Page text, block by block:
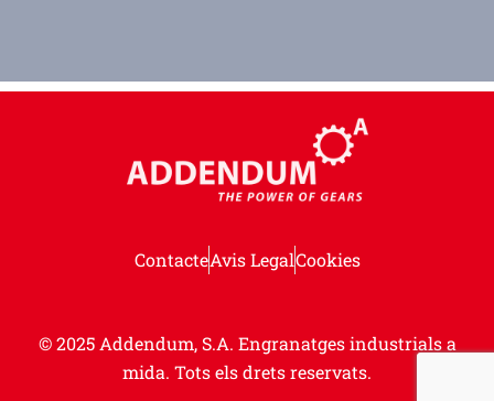
ContacteAvis LegalCookies
© 2025 Addendum, S.A. Engranatges industrials a
mida. Tots els drets reservats.